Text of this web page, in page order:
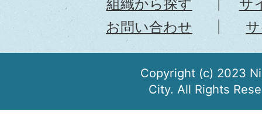
組織から探す
サ
お問い合わせ
Copyright (c) 2023
City. All Rights